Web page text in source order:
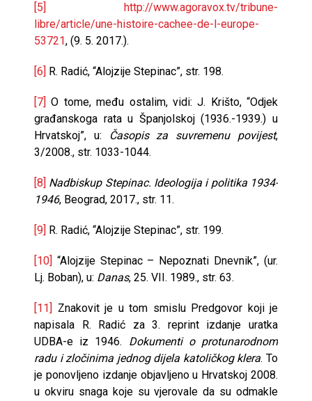
[5]
http://www.agoravox.tv/tribune-
libre/article/une-histoire-cachee-de-l-europe-
53721, (9. 5. 2017.).
[6] R. Radić, “Alojzije Stepinac”, str. 198.
[7] O tome, među ostalim, vidi: J. Krišto, “Odjek
građanskoga rata u Španjolskoj (1936.-1939.) u
Hrvatskoj”, u:
Časopis za suvremenu povijest,
3/2008., str. 1033-1044.
[8] Nadbiskup Stepinac. Ideologija i politika 1934-
1946, Beograd, 2017., str. 11.
[9] R. Radić, “Alojzije Stepinac”, str. 199.
[10] “Alojzije Stepinac – Nepoznati Dnevnik”, (ur.
Lj. Boban), u: Danas, 25. VII. 1989., str. 63.
[11]
Znakovit je u tom smislu Predgovor koji je
napisala R. Radić za 3. reprint izdanje uratka
UDBA-e iz 1946. Dokumenti o protunarodnom
radu i zločinima jednog dijela katoličkog klera. To
je ponovljeno izdanje objavljeno u Hrvatskoj 2008.
u okviru snaga koje su vjerovale da su odmakle